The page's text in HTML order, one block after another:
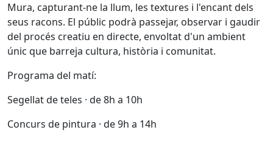
Mura, capturant-ne la llum, les textures i l'encant dels
seus racons. El públic podrà passejar, observar i gaudir
del procés creatiu en directe, envoltat d'un ambient
únic que barreja cultura, història i comunitat.
Programa del matí:
Segellat de teles · de 8h a 10h
Concurs de pintura · de 9h a 14h